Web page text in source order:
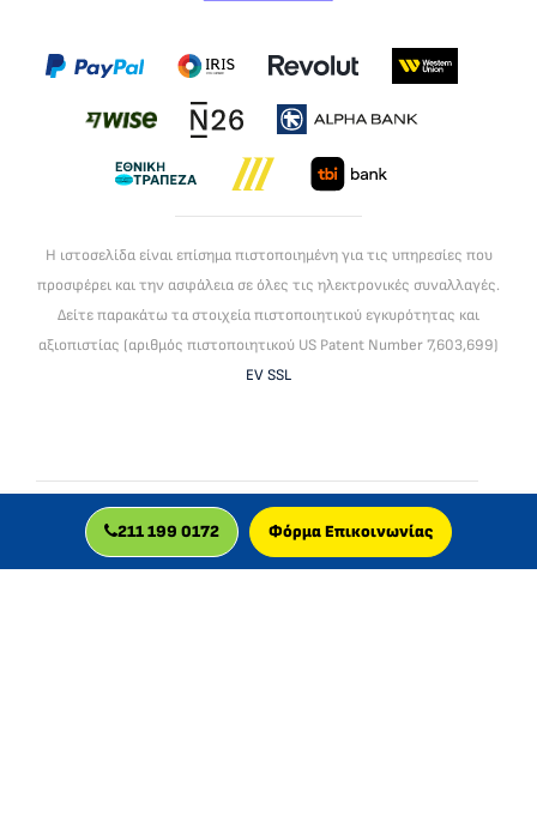
Η ιστοσελίδα είναι επίσημα πιστοποιημένη για τις υπηρεσίες που
προσφέρει και την ασφάλεια σε όλες τις ηλεκτρονικές συναλλαγές.
Δείτε παρακάτω τα στοιχεία πιστοποιητικού εγκυρότητας και
αξιοπιστίας (αριθμός πιστοποιητικού US Patent Number 7,603,699)
EV SSL
To mlc global ltd είναι βρεττανική εταιρεία, πιστοποιημένη για
διαδικτυακά μαθήματα. Δραστηριοποιείται στην Ελλάδα από
211 199 0172 Φόρμα Επικοινωνίας